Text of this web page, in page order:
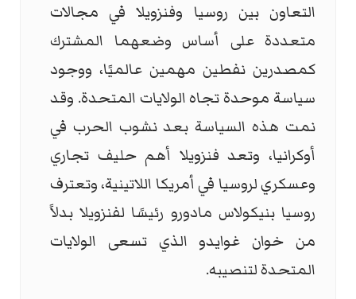
التعاون بين روسيا وفنزويلا في مجالات
متعددة على أساس وضعهما المشترك
كمصدرين نفطين مهمين عالميًا، ووجود
سياسة موحدة تجاه الولايات المتحدة. وقد
نمت هذه السياسة بعد نشوب الحرب في
أوكرانيا، وتعد فنزويلا أهم حليف تجاري
وعسكري لروسيا في أمريكا اللاتينية، وتعترف
روسيا بنيكولاس مادورو رئيسًا لفنزويلا بدلاً
من خوان غوايدو الذي تسعى الولايات
المتحدة لتنصيبه.